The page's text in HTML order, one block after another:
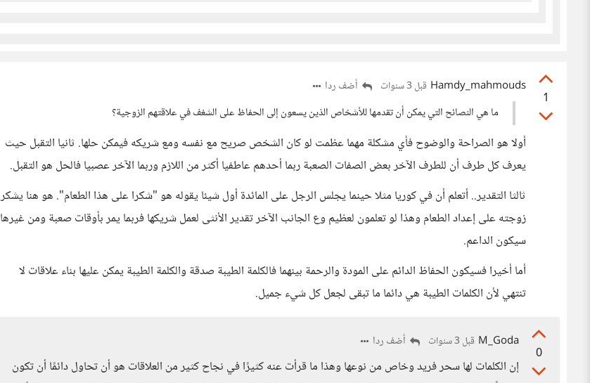
1
Hamdy_mahmouds قبل 3 سنوات
أضف ردا
ما هي النصائح التي يمكن أن تقدمها للأشخاص الذين يسعون إلى الحفاظ على الشغف في علاقتهم الزوجية؟
أولا هو الصراحة والوضوح فأي مشكلة مهما عظمت لو كان الشخص صريح مع نفسه ومع شريكه فيمكن حلها. ثانيا التقبل حيث
يعرف كل طرف أن للطرف الآخر بعض الصفات الصعبة ربما أحدهم عاطفيا أكثر من اللازم وربما الآخر عصبيا فالحل هو التقبل.
ثالثا التقدير.. أتعلم أن في كوريا مثلا حينما يجلس الرجل على المائدة أول شيئا يقوله هو "شكرا على هذا الطعام". هو هنا يشكر
زوجته على إعداد الطعام وهذا لو تعلمون لعظيم وع الجانب الآخر تقدير الأنثى لعمل شريكها فربما يمر بأوقات صعبة ومن غيرها
سيكون الداعم.
أما أخيرا فسيكون الحفاظ الدائم على المودة والرحمة بينهما فالكلمة الطيبة صدقة والكلمة الطيبة يمكن عليها بناء علاقات لا
تنتهي لأن الكلمات الطيبة هي دائما ما تبقى لجعل كل شيء جميل.
0
M_Goda قبل 3 سنوات أضف ردا
إن الكلمات لها سحر فريد وخاص من نوعها وهذا ما قرأت عنه كثيرًا في نجاح كثير من العلاقات هو أن تحاول دائمًا أن تكون